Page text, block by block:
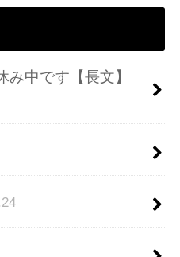
み中です【長文】